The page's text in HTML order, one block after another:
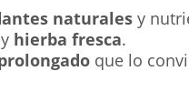
naturalesy
y hierba fresca.
que lo